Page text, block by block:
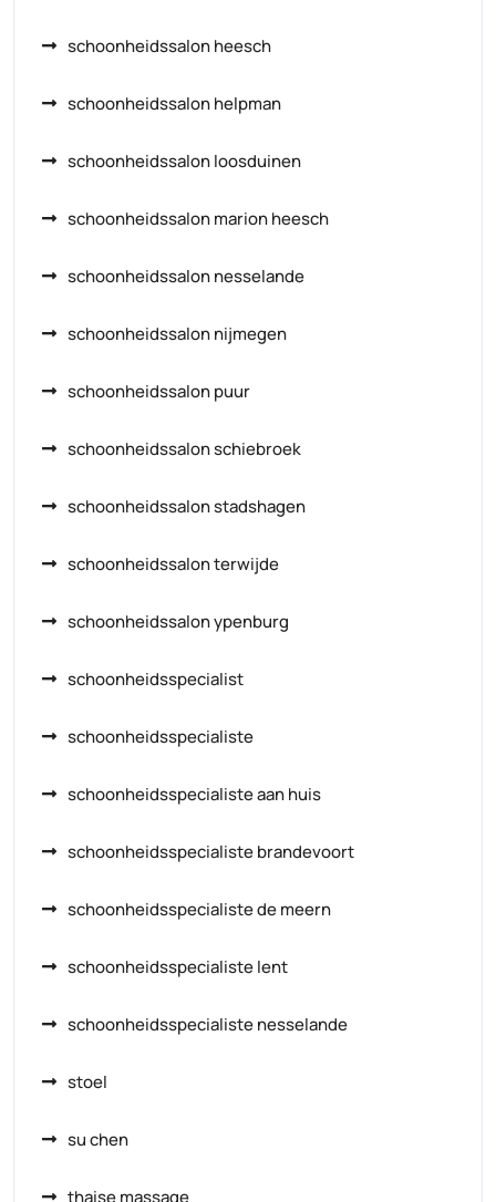
schoonheidssalon heesch
schoonheidssalon helpman
schoonheidssalon loosduinen
schoonheidssalon marion heesch
schoonheidssalon nesselande
schoonheidssalon nijmegen
schoonheidssalon puur
schoonheidssalon schiebroek
schoonheidssalon stadshagen
schoonheidssalon terwijde
schoonheidssalon ypenburg
schoonheidsspecialist
schoonheidsspecialiste
schoonheidsspecialiste aan huis
schoonheidsspecialiste brandevoort
schoonheidsspecialiste de meern
schoonheidsspecialiste lent
schoonheidsspecialiste nesselande
stoel
su chen
thaise massage